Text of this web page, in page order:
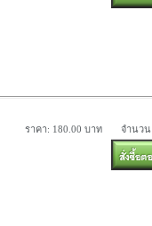
ราคา: 180.00 บาท จำนวน